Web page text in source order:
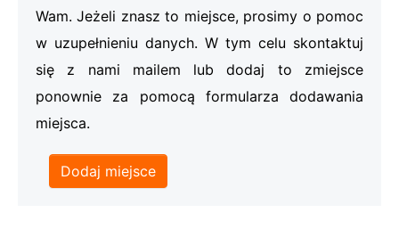
Wam. Jeżeli znasz to miejsce, prosimy o pomoc
w uzupełnieniu danych. W tym celu skontaktuj
się z nami mailem lub dodaj to zmiejsce
ponownie za pomocą formularza dodawania
miejsca.
Dodaj miejsce